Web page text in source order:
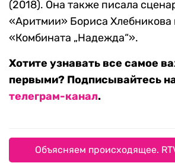
(2018). Она также писала
«Аритмии» Бориса Хлебникова
«Комбината „Надежда“».
Хотите узнавать все самое
первыми? Подписывайтесь
телеграм-канал.
Объясняем происходящее.